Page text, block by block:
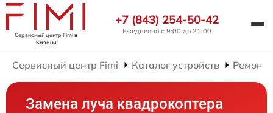
Сервисный центр Fimiв
Казани
+7 (843) 254-50-42
Ежедневно с 9:00 до 21:00
Сервисный центр Fimi Каталог устройств Ремонт
Замена луча квадрокоптера